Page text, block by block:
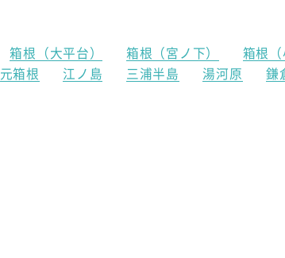
箱根（大平台） 箱根（宮ノ下） 箱根（
元箱根 江ノ島 三浦半島 湯河原 鎌